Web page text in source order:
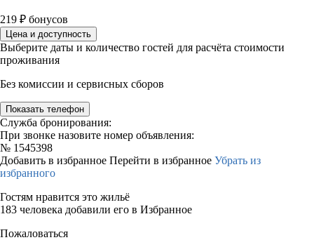
219 ₽ бонусов
Цена и доступность
Выберите даты и количество гостей для расчёта стоимости
проживания
Без комиссии и сервисных сборов
Показать телефон
Служба бронирования:
При звонке назовите номер объявления:
№ 1545398
Добавить в избранное Перейти в избранное Убрать из
избранного
Гостям нравится это жильё
183 человека добавили его в Избранное
Пожаловаться